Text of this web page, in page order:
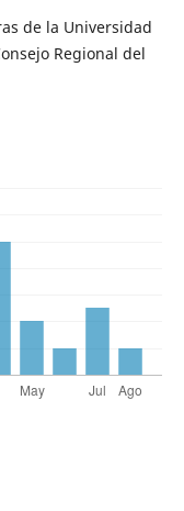
de la Universidad
Regional del